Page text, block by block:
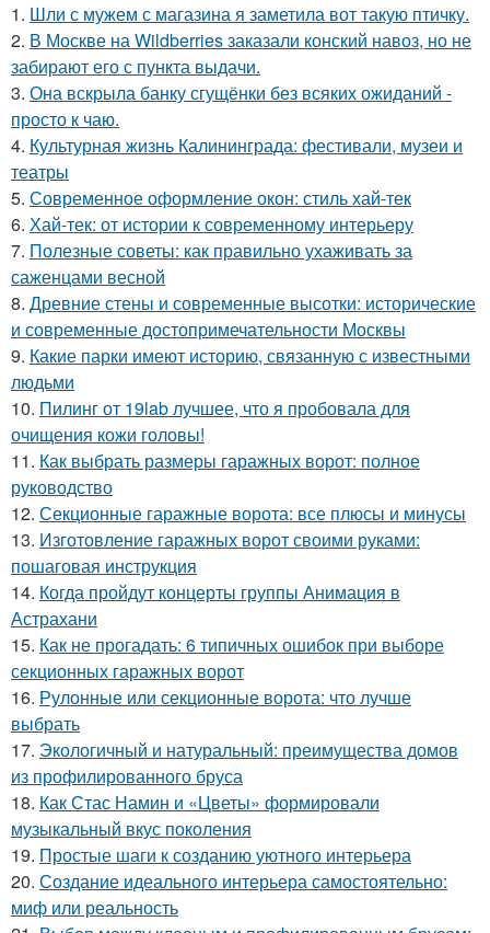
1. Шли с мужем с магазина я заметила вот такую птичку.
2. В Москве на Wildberries заказали конский навоз, но не
забирают его с пункта выдачи.
3. Она вскрыла банку сгущёнки без всяких ожиданий -
просто к чаю.
4. Культурная жизнь Калининграда: фестивали, музеи и
театры
5. Современное оформление окон: стиль хай-тек
6. Хай-тек: от истории к современному интерьеру
7. Полезные советы: как правильно ухаживать за
саженцами весной
8. Древние стены и современные высотки: исторические
и современные достопримечательности Москвы
9. Какие парки имеют историю, связанную с известными
людьми
10. Пилинг от 19lab лучшее, что я пробовала для
очищения кожи головы!
11. Как выбрать размеры гаражных ворот: полное
руководство
12. Секционные гаражные ворота: все плюсы и минусы
13. Изготовление гаражных ворот своими руками:
пошаговая инструкция
14. Когда пройдут концерты группы Анимация в
Астрахани
15. Как не прогадать: 6 типичных ошибок при выборе
секционных гаражных ворот
16. Рулонные или секционные ворота: что лучше
выбрать
17. Экологичный и натуральный: преимущества домов
из профилированного бруса
18. Как Стас Намин и «Цветы» формировали
музыкальный вкус поколения
19. Простые шаги к созданию уютного интерьера
20. Создание идеального интерьера самостоятельно:
миф или реальность